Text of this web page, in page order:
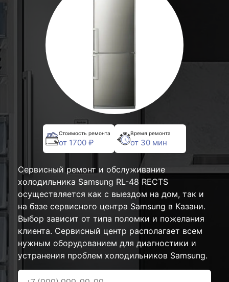
Стоимость ремонта
от 1700 ₽
Время ремонта
от 30 мин
Сервисный ремонт и обслуживание
холодильника Samsung RL-48 RECTS
осуществляется как с выездом на дом, так и
на базе сервисного центра Samsung в Казани.
Выбор зависит от типа поломки и пожелания
клиента. Сервисный центр располагает всем
нужным оборудованием для диагностики и
устранения проблем холодильников Samsung.